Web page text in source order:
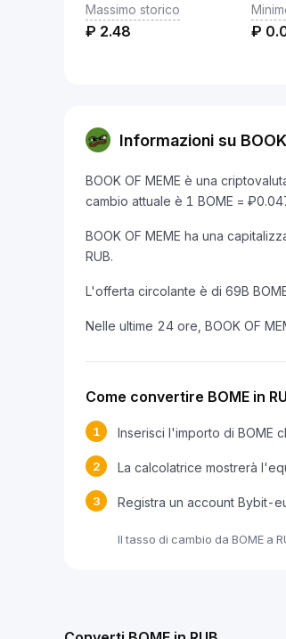
Massimo storico
₽ 2.48 ₽
Informazioni su
BOOK OF MEME è una
cambio attuale è 1 BOME =
BOOK OF MEME ha una
RUB.
L'offerta circolante è di 69B
Nelle ultime 24 ore, BOOK OF
Come convertire BOME in
1 Inserisci l'importo di BOME
2 La calcolatrice mostrerà
3 Registra un account Bybit-
Il tasso di cambio da BOME a